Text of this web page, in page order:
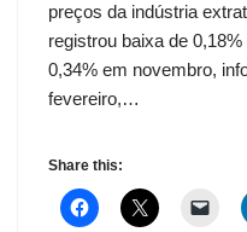
preços da indústria
registrou baixa de
0,34% em novembro,
fevereiro,…
Share this: